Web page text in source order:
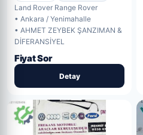
Land Rover Range Rover
• Ankara / Yenimahalle
• AHMET ZEYBEK ŞANZIMAN &
DİFERANSİYEL
Fiyat Sor
Detay